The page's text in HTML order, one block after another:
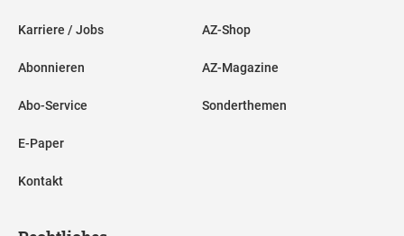
Karriere / Jobs
Abonnieren
Abo-Service
E-Paper
Kontakt
AZ-Shop
AZ-Magazine
Sonderthemen